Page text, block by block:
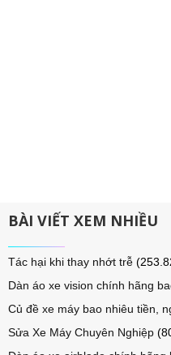
BÀI VIẾT XEM NHIỀU
Tác hại khi thay nhớt trễ
Dàn áo xe vision chính hãng
Củ đề xe máy bao nhiêu tiền,
Sửa Xe Máy Chuyên Nghiệp